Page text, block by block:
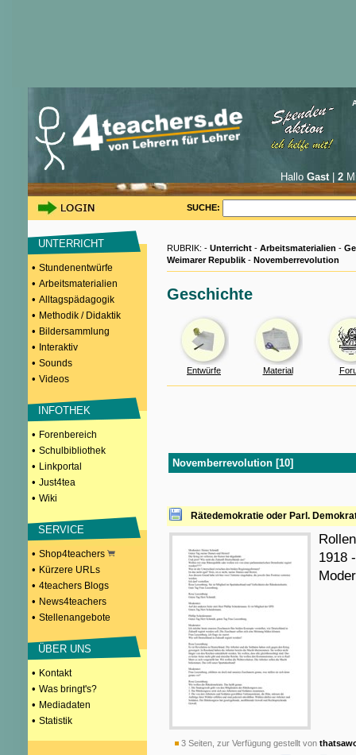
Hallo Gast| 2
SUCHE:
UNTERRICHT
• Stundenentwürfe
• Arbeitsmaterialien
• Alltagspädagogik
• Methodik / Didaktik
• Bildersammlung
• Interaktiv
• Sounds
• Videos
INFOTHEK
• Forenbereich
• Schulbibliothek
• Linkportal
• Just4tea
• Wiki
SERVICE
• Shop4teachers
• Kürzere URLs
• 4teachers Blogs
• News4teachers
• Stellenangebote
ÜBER UNS
• Kontakt
• Was bringt's?
• Mediadaten
• Statistik
RUBRIK: - Unterricht - Arbeitsmaterialien -
Weimarer Republik - Novemberrevolution
Geschichte
Entwürfe Material
Novemberrevolution [10]
Rätedemokratie oder Parl.
1918
3 Seiten, zur Verfügung gestellt von